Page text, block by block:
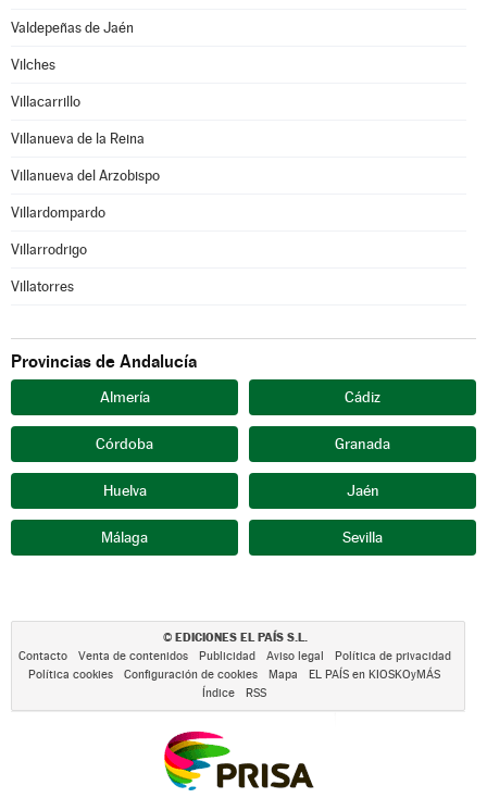
Valdepeñas de Jaén
Vilches
Villacarrillo
Villanueva de la Reina
Villanueva del Arzobispo
Villardompardo
Villarrodrigo
Villatorres
Provincias de Andalucía
Almería Cádiz
Córdoba Granada
Huelva Jaén
Málaga Sevilla
© EDICIONES EL PAÍS S.L.
Contacto Venta de contenidos Publicidad Aviso legal
Política de privacidad
Política cookies
Configuración de cookies Mapa
EL PAÍS en KIOSKOyMÁS
Índice
RSS